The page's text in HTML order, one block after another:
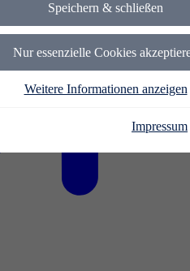
Speichern & schließen
Nur essenzielle Cookies
Weitere Informationen anzeigen
Impressum